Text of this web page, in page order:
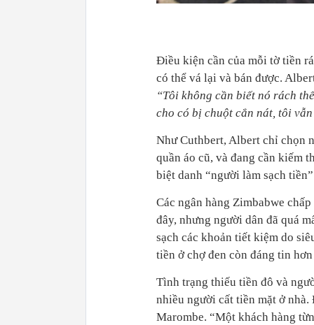
Điều kiện cần của mỗi tờ tiền
có thể vá lại và bán được.
“Tôi không cần biết nó rách
cho có bị chuột cắn nát, tôi
Như Cuthbert, Albert chỉ chọn
quần áo cũ, và đang cần kiếm
biệt danh “người làm sạch
Các ngân hàng Zimbabwe
đây, nhưng người dân đã quá
sạch các khoản tiết kiệm do
tiền ở chợ đen còn đáng tin
Tình trạng thiếu tiền đô và
nhiều người cất tiền mặt ở
Marombe. “Một khách hàng